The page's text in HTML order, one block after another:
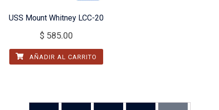
USS Mount Whitney LCC-20
$ 585.00
AÑADIR AL CARRITO